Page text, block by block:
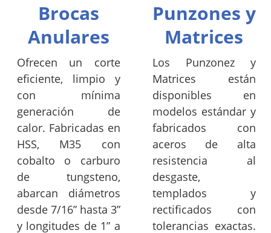
Brocas
Anulares
Ofrecen un corte
eficiente, limpio y
con mínima
generación de
calor. Fabricadas en
HSS, M35 con
cobalto o carburo
de tungsteno,
abarcan diámetros
desde 7/16” hasta 3”
y longitudes de 1” a
Punzones y
Matrices
Los Punzonez y
Matrices están
disponibles en
modelos estándar y
fabricados con
aceros de alta
resistencia al
desgaste,
templados y
rectificados con
tolerancias exactas.